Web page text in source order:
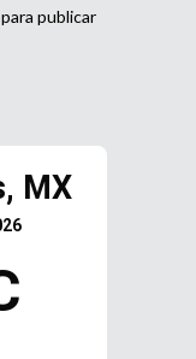
para publicar
MX